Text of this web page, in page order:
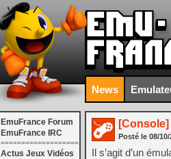
News
EmuFrance Forum
EmuFrance IRC
===================
Actus Jeux Vidéos
[Console]
Posté le 08/10/
Il s’agit d’un